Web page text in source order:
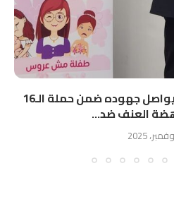
مركز الدراسات النسوية يواصل جهوده ضمن حملة الـ16
العنف ضد...